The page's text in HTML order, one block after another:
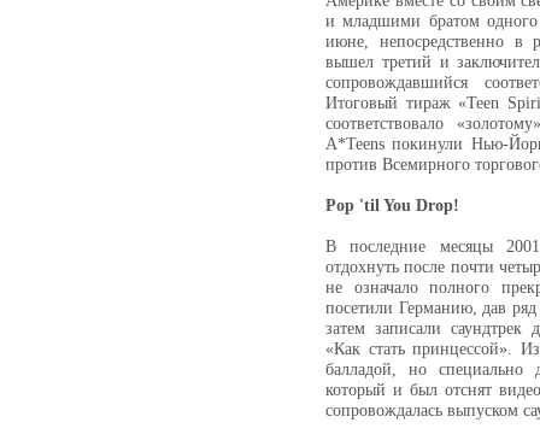
и младшими братом одного
июне, непосредственно в
вышел третий и
сопровождавшийся
Итоговый тираж «Teen
соответствовало
A*Teens покинули Нью-
против Всемирного
Pop 'til You Drop!
В последние месяцы
отдохнуть после почти
не означало полного
посетили Германию, дав
затем записали
«Как стать принцессой».
балладой, но специально
который и был отснят
сопровождалась выпуском